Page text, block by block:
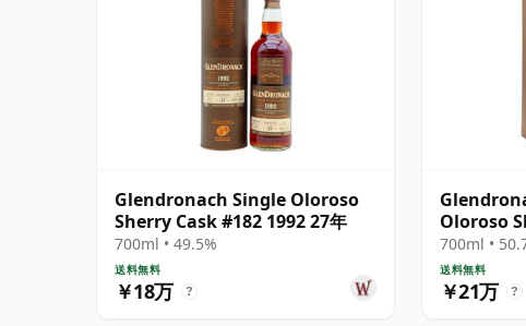
Glendronach Single Oloroso
Sherry Cask #182 1992 27年
700ml • 49.5%
送料無料
￥18万 ?
Oloroso
29年
700ml •
送料無料
￥21万 ?